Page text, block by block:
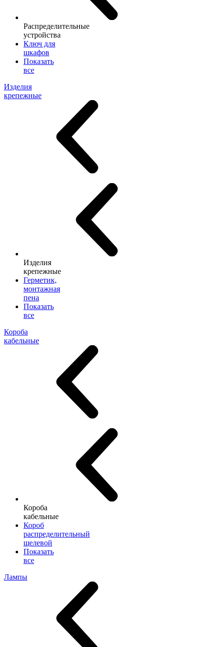
Распределительные
устройства
Ключ для
шкафов
Показать
все
Изделия
крепежные
Изделия
крепежные
Герметик,
монтажная
пена
Показать
все
Короба
кабельные
Короба
кабельные
Короб
распределительный
щелевой
Показать
все
Лампы